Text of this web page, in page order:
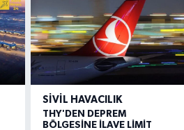
SIVIL HAVACILIK
THY'DEN DEPREM
BÖLGESİNE İLAVE LİMİT